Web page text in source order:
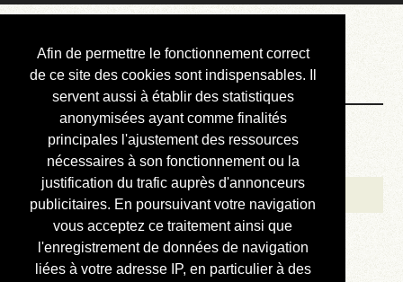
Afin de permettre le fonctionnement correct
de ce site des cookies sont indispensables. Il
servent aussi à établir des statistiques
anonymisées ayant comme finalités
principales l'ajustement des ressources
nécessaires à son fonctionnement ou la
justification du trafic auprès d'annonceurs
publicitaires. En poursuivant votre navigation
vous acceptez ce traitement ainsi que
l'enregistrement de données de navigation
liées à votre adresse IP, en particulier à des
Courbis, « LE »
Blog Officiel
Bienvenue
Réalisations
Divers (et d’été)
Annonces
Liens externes